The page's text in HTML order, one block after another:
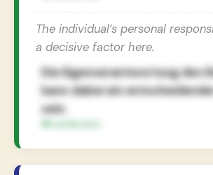
The individual’s personal
a decisive factor here.
Die Eigenverantwortung des
kann dabei ein
sein.